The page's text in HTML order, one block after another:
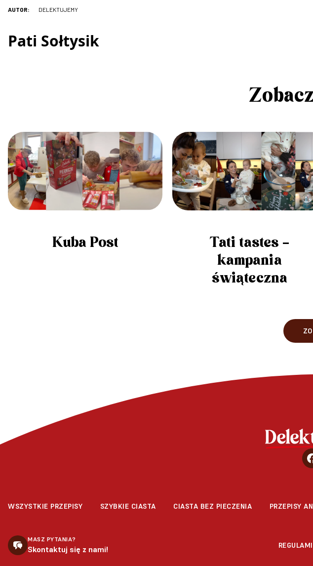
AUTOR: DELEKTUJEMY
Pati Sołtysik
Kuba Post
Tati tastes –
kampania
świąteczna
WSZYSTKIE PRZEPISY SZYBKIE CIASTA CIASTA BEZ PIECZENIA PRZEPISY
MASZ PYTANIA?
Skontaktuj się z nami!